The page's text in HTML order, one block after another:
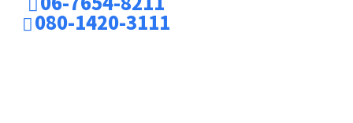
080-1420-3111